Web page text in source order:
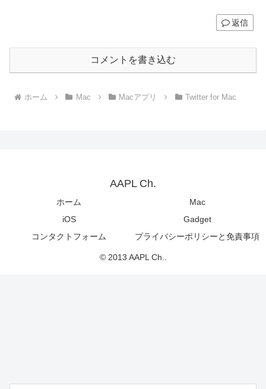
返信
コメントを書き込む
ホーム Mac Macアプリ Twitter for Mac
AAPL Ch.
ホーム
Mac
iOS
Gadget
コンタクトフォーム
プライバシーポリシーと免責事項
© 2013 AAPL Ch..